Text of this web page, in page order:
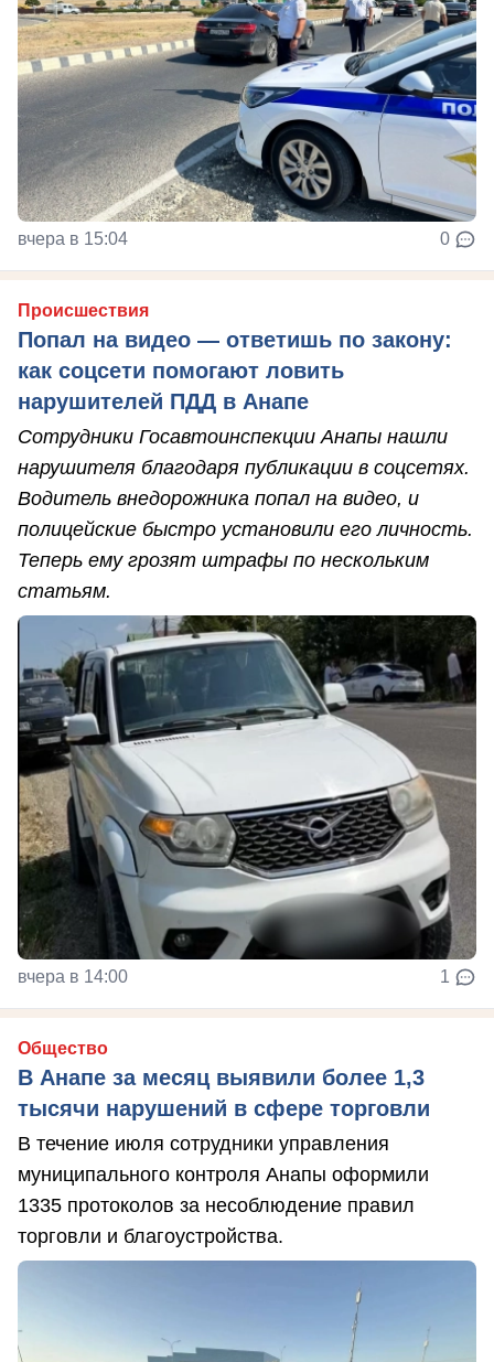
вчера в 15:04 0
Происшествия
Попал на видео — ответишь по закону:
как соцсети помогают ловить
нарушителей ПДД в Анапе
Сотрудники Госавтоинспекции Анапы нашли
нарушителя благодаря публикации в соцсетях.
Водитель внедорожника попал на видео, и
полицейские быстро установили его личность.
Теперь ему грозят штрафы по нескольким
статьям.
вчера в 14:00 1
Общество
В Анапе за месяц выявили более 1,3
тысячи нарушений в сфере торговли
В течение июля сотрудники управления
муниципального контроля Анапы оформили
1335 протоколов за несоблюдение правил
торговли и благоустройства.